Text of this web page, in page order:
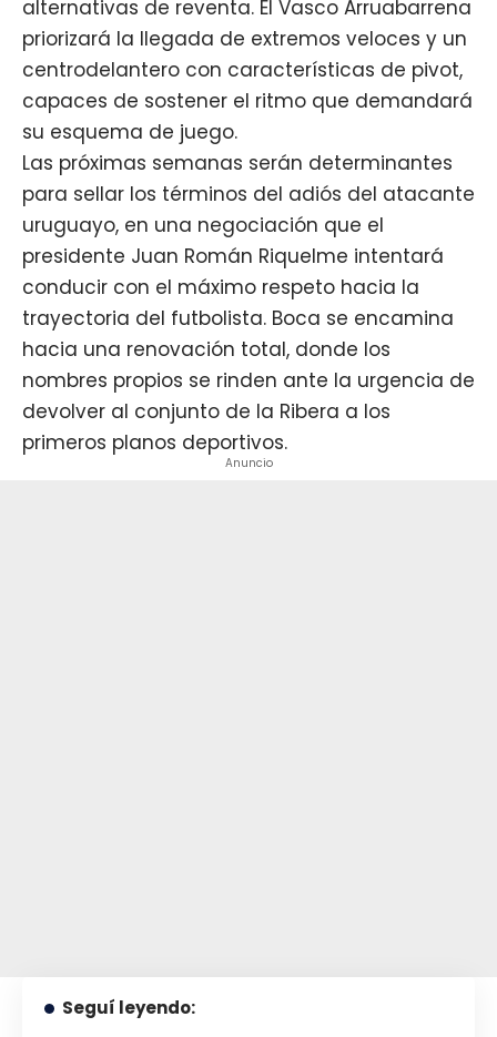
alternativas de reventa. El Vasco Arruabarrena
priorizará la llegada de extremos veloces y un
centrodelantero con características de pivot,
capaces de sostener el ritmo que demandará
su esquema de juego.
Las próximas semanas serán determinantes
para sellar los términos del adiós del atacante
uruguayo, en una negociación que el
presidente Juan Román Riquelme intentará
conducir con el máximo respeto hacia la
trayectoria del futbolista. Boca se encamina
hacia una renovación total, donde los
nombres propios se rinden ante la urgencia de
devolver al conjunto de la Ribera a los
primeros planos deportivos.
Anuncio
Seguí leyendo: